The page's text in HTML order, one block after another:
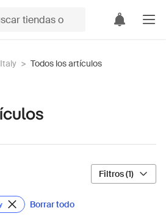
> Todos los artículos
Filtros (1)
Borrar todo